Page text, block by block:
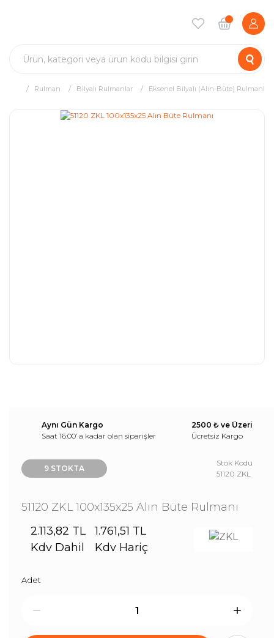
Rulman Bilyalı Rulmanlar Eksenel Bilyalı (Alın-Büte) Rulmanlar
Aynı Gün Kargo
Saat 16:00’ a kadar olan siparişler
2500 ₺ ve Üzeri
Ücretsiz Kargo
9 STOKTA
Stok Kodu
51120 ZKL
51120 ZKL 100x135x25 Alın Büte Rulmanı
2.113,82 TL
Kdv Dahil
1.761,51 TL
Kdv Hariç
Adet